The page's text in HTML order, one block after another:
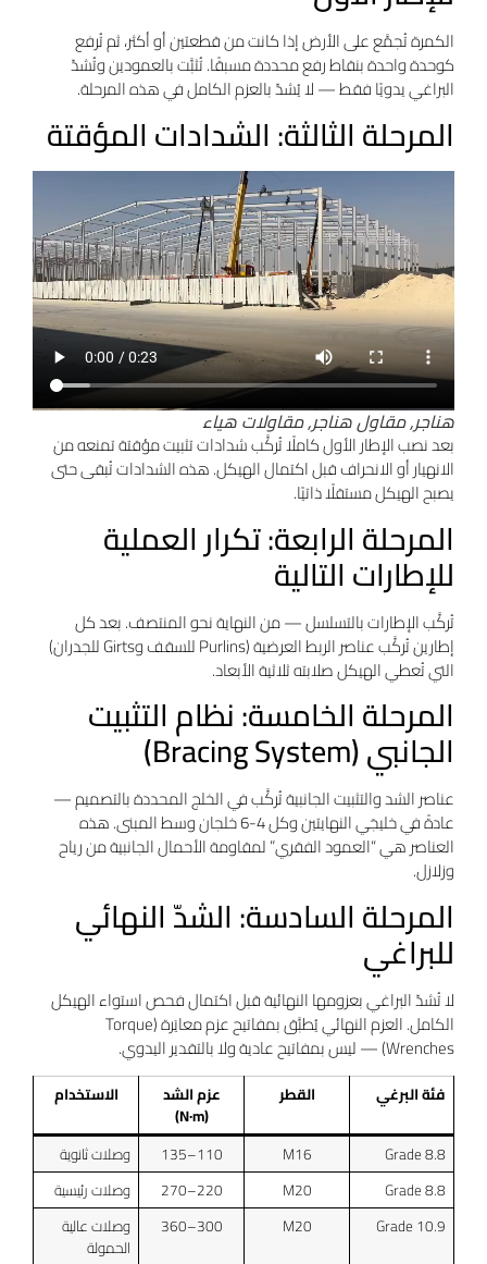
الكمرة تُجمَّع على الأرض إذا كانت من قطعتين أو أكثر، ثم تُرفع
كوحدة واحدة بنقاط رفع محددة مسبقًا. تُثبَّت بالعمودين وتُشدّ
البراغي يدويًا فقط — لا يُشدّ بالعزم الكامل في هذه المرحلة.
المرحلة الثالثة: الشدادات المؤقتة
هناجر, مقاول هناجر, مقاولات هياء
بعد نصب الإطار الأول كاملًا تُركَّب شدادات تثبيت مؤقتة تمنعه من
الانهيار أو الانحراف قبل اكتمال الهيكل. هذه الشدادات تُبقى حتى
يصبح الهيكل مستقلًا ذاتيًا.
المرحلة الرابعة: تكرار العملية
للإطارات التالية
تُركَّب الإطارات بالتسلسل — من النهاية نحو المنتصف. بعد كل
إطارين تُركَّب عناصر الربط العرضية (Purlins للسقف وGirts للجدران)
التي تُعطي الهيكل صلابته ثلاثية الأبعاد.
المرحلة الخامسة: نظام التثبيت
الجانبي (Bracing System)
عناصر الشد والتثبيت الجانبية تُركَّب في الخلج المحددة بالتصميم —
عادةً في خليجَي النهايتين وكل 4-6 خلجان وسط المبنى. هذه
العناصر هي “العمود الفقري” لمقاومة الأحمال الجانبية من رياح
وزلازل.
المرحلة السادسة: الشدّ النهائي
للبراغي
لا تُشدّ البراغي بعزومها النهائية قبل اكتمال فحص استواء الهيكل
الكامل. العزم النهائي يُطبَّق بمفاتيح عزم معايَرة (Torque
Wrenches) — ليس بمفاتيح عادية ولا بالتقدير اليدوي.
فئة البرغي القطر عزم الشد
(N·m)
الاستخدام
Grade 8.8
M16
110–135
وصلات ثانوية
Grade 8.8
M20
220–270
وصلات رئيسية
Grade 10.9
M20
300–360 وصلات عالية
الحمولة